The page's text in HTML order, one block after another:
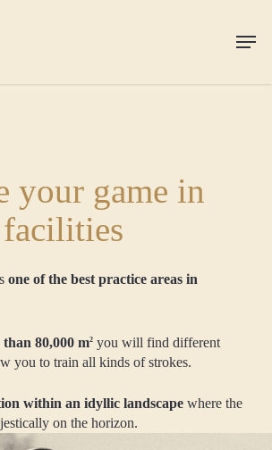
Menu
your game in
one of the best practice areas in
than 80,000 m2 you will find different
you to train all kinds of strokes.
within an idyllic landscape where the
on the horizon.